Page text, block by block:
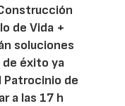
de Vida +
soluciones
éxito ya
Patrocinio de
a las 17 h